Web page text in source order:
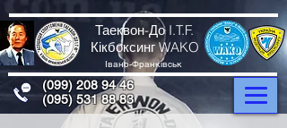
Івано-Франківськ
Таеквон-До I.T.F.
Кікбоксинг WAKO
(099) 208 94 46
(095) 531 88 83